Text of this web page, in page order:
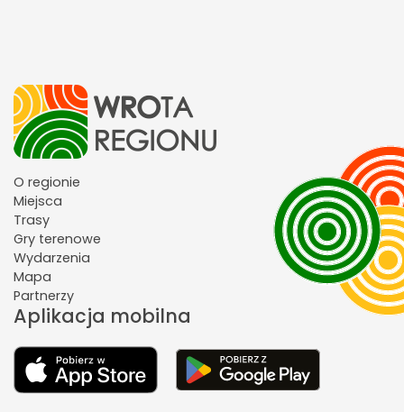
O regionie
Miejsca
Trasy
Gry terenowe
Wydarzenia
Mapa
Partnerzy
Aplikacja mobilna